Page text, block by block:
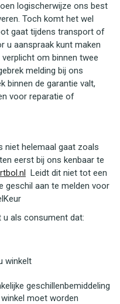
logischerwijze ons best
Toch komt het wel
gaat tijdens transport of
u aanspraak kunt maken
om binnen twee
melding bij ons
binnen de garantie valt,
voor reparatie of
niet helemaal gaat zoals
eerst bij ons kenbaar te
Leidt dit niet tot een
geschil aan te melden voor
u als consument dat:
winkelt
geschillenbemiddeling
moet worden